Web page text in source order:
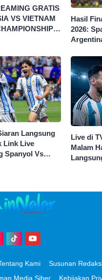
GRATIS
VS VIETNAM
Hasil
2026:
Langsung
Link Live
Spanyol Vs
Live di
Malam
Kami Susunan
Media Siber
Kebijakan